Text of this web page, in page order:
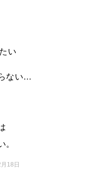
い
ない…
。
18日